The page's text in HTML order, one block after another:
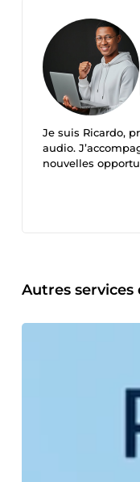
Je suis Ricardo,
audio.
nouvelles
professionnels
Prospection
et organisation
Autres services